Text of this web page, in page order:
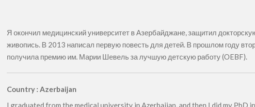
Я окончил медицинский университет в Азербайджане, защитил
живопись. В 2013 написал первую повесть для детей. В прошлом году
получила премию им. Марии Шевель за лучшую детскую работу (OEBF).
Country : Azerbaijan
I graduated from the medical university in Azerbaijan, and then I did my PhD